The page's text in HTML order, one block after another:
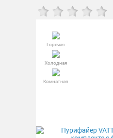
Горячая
Холодная
Комнатная